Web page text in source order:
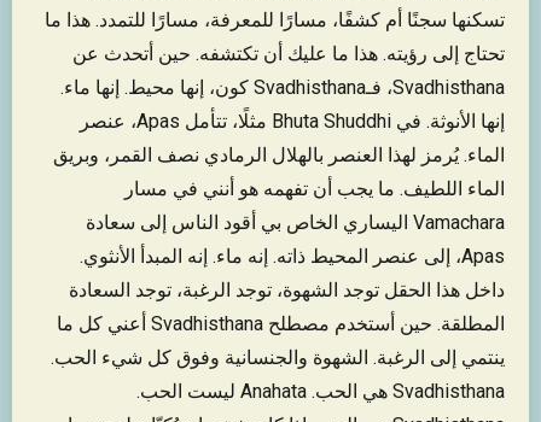
تسكنها سجنًا أم كشفًا، مسارًا للمعرفة، مسارًا للتمدد. هذا ما
تحتاج إلى رؤيته. هذا ما عليك أن تكتشفه. حين أتحدث عن
Svadhisthana، فـSvadhisthana كون، إنها محيط. إنها ماء.
إنها الأنوثة. في Bhuta Shuddhi مثلًا، تتأمل Apas، عنصر
الماء. يُرمز لهذا العنصر بالهلال الرمادي نصف القمر، وبريق
الماء اللطيف. ما يجب أن تفهمه هو أنني في مسار
Vamachara اليساري الخاص بي أقود الناس إلى سعادة
Apas، إلى عنصر المحيط ذاته. إنه ماء. إنه المبدأ الأنثوي.
داخل هذا الحقل توجد الشهوة، توجد الرغبة، توجد السعادة
المطلقة. حين أستخدم مصطلح Svadhisthana أعني كل ما
ينتمي إلى الرغبة. الشهوة والجنسانية وفوق كل شيء الحب.
Svadhisthana هي الحب. Anahata ليست الحب.